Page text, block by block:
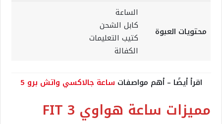
محتويات العبوة
الساعة
كابل الشحن
كتيب التعليمات
الكفالة
اقرأ أيضًا – أهم مواصفات ساعة جالاكسي واتش برو 5
مميزات ساعة هواوي FIT 3